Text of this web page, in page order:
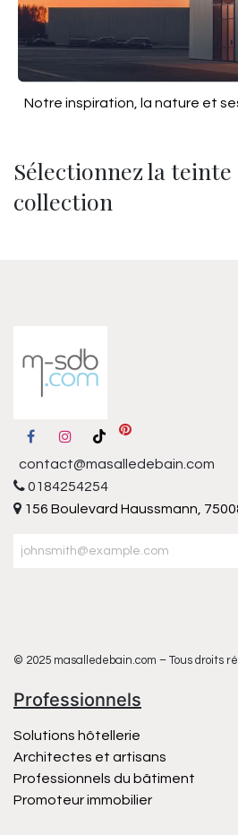
Sélectionnez la teinte
collection
Notre inspiration, la nature et
contact@masalledebain.com
0184254254
156 Boulevard Haussmann,
© 2025 masalledebain.com – Tous droits
Professionnels
Solutions hôtellerie
Architectes et artisans
Professionnels du bâtiment
Promoteur immobilier